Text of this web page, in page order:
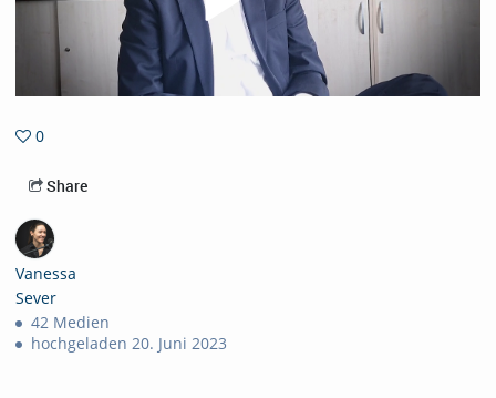
0
Share
Vanessa
Sever
42 Medien
hochgeladen 20. Juni 2023